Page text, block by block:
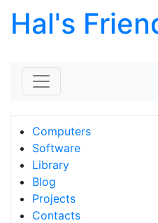
Hal's
Computers
Software
Library
Blog
Projects
Contacts